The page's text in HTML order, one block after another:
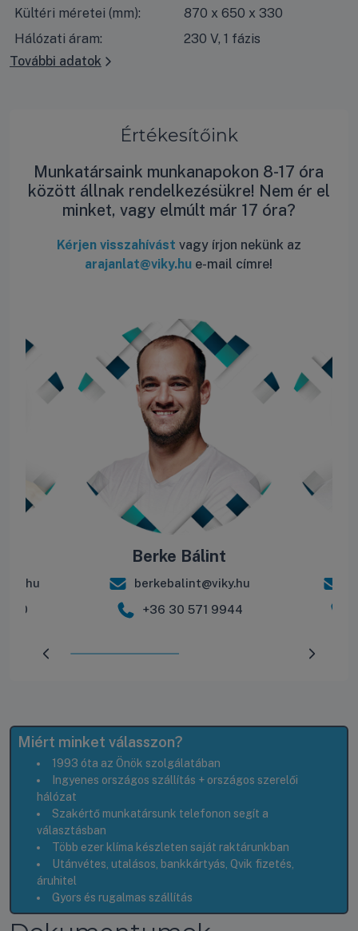
Kültéri méretei (mm):
870 x 650 x 330
Hálózati áram:
230 V, 1 fázis
További adatok
Értékesítőink
Munkatársaink munkanapokon 8-17 óra
között állnak rendelkezésükre! Nem ér el
minket, vagy elmúlt már 17 óra?
Kérjen visszahívást vagy írjon nekünk az
arajanlat@viky.hu e-mail címre!
Berke Bálint
berkebalint@viky.hu
+36 30 571 9944
Miért minket válasszon?
1993 óta az Önök szolgálatában
Ingyenes országos szállítás + országos szerelői
hálózat
Szakértő munkatársunk telefonon segít a
választásban
Több ezer klíma készleten saját raktárunkban
Utánvétes, utalásos, bankkártyás, Qvik fizetés,
áruhitel
Gyors és rugalmas szállítás